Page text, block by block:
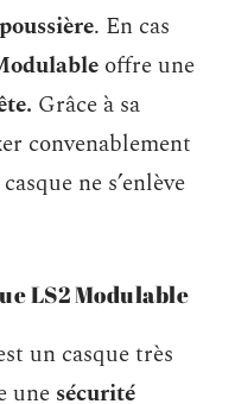
poussière. En cas
offre une
Grâce à sa
convenablement
ne s’enlève
LS2 Modulable
un casque très
une sécurité